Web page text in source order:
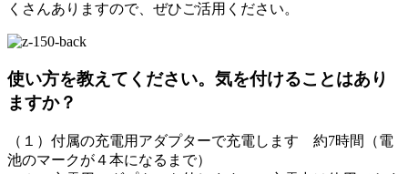
くさんありますので、ぜひご活用ください。
使い方を教えてください。気を付けることはあり
ますか？
（１）付属の充電用アダプターで充電します 約7時間（電
池のマークが４本になるまで）